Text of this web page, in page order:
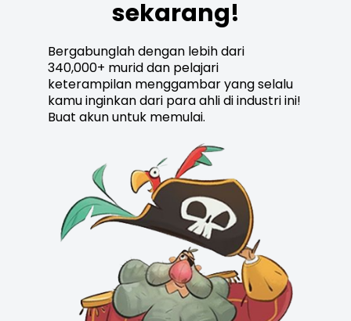
sekarang!
Bergabunglah dengan lebih dari
340,000+ murid dan pelajari
keterampilan menggambar yang selalu
kamu inginkan dari para ahli di industri ini!
Buat akun untuk memulai.